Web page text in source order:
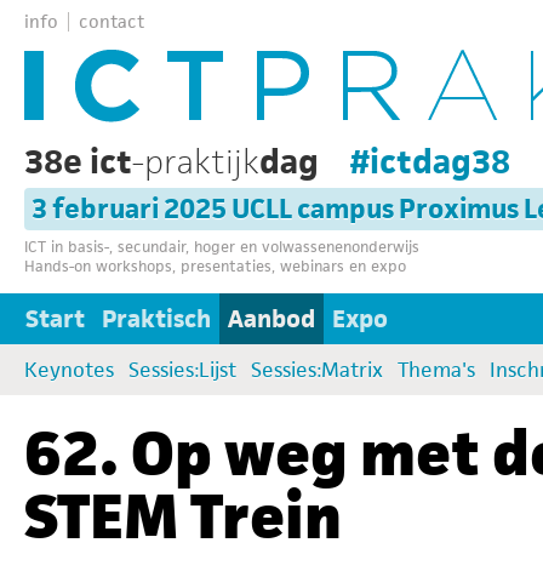
info contact
38e ict-praktijkdag #ictdag38
3 februari 2025 UCLL campus Proximus
ICT in basis-, secundair, hoger en volwassenenonderwijs
Hands-on workshops, presentaties, webinars en expo
Start Praktisch Aanbod Expo
Keynotes Sessies:Lijst Sessies:Matrix Thema's
62. Op weg met
STEM Trein